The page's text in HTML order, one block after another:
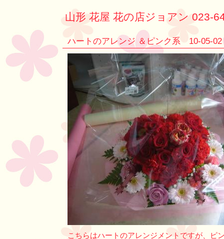
山形 花屋 花の店ジョアン 023-
ハートのアレンジ ＆ピンク系 10-05-02
こちらはハートのアレンジメントですが、ピ